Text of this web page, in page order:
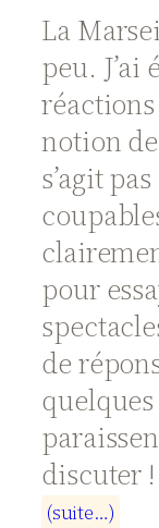
La
peu. J’ai
notion
s’agit
pour
de
discuter !
(suite…)